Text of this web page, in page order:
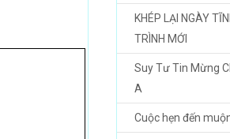
KHÉP LẠI NGÀY
TRÌNH MỚI
Suy Tư Tin Mừng
A
Cuộc hẹn đến